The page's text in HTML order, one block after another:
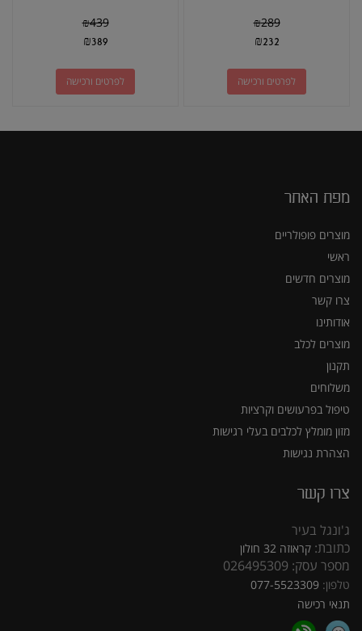
₪289
₪232
לפרטים ורכישה
₪439
₪389
לפרטים ורכישה
מפת האתר
מוצרים פופולריים
ראשי
מוצרים חדשים
צרו קשר
אודותינו
מוצרים לכלב
תקנון
משלוחים
טיפול בפרעושים וקרציות
מזון מומלץ לכלבים בעלי רגישות
הצהרת נגישות
צרו קשר
ג'ונגל בעיר
כתובת: קראוזה 32 חולון
מספר עסק: 026495309
טלפון: 077-5523309
תנאי רכישה